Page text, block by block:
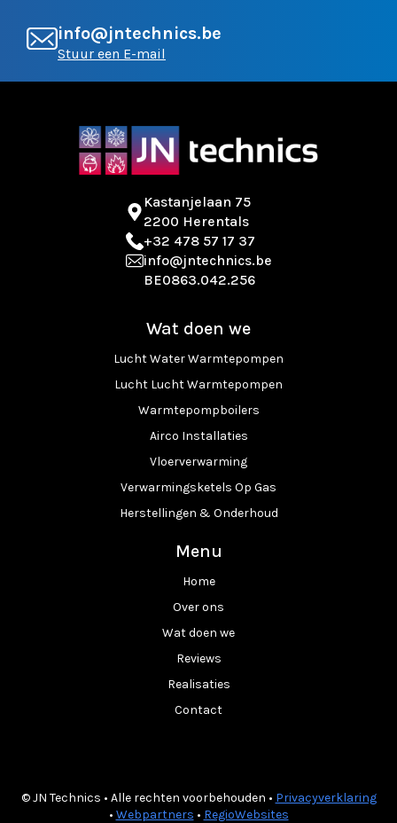
info@jntechnics.be
Stuur een E-mail
Kastanjelaan 75
2200 Herentals
+32 478 57 17 37
info@jntechnics.be
BE0863.042.256
Wat doen we
Lucht Water Warmtepompen
Lucht Lucht Warmtepompen
Warmtepompboilers
Airco Installaties
Vloerverwarming
Verwarmingsketels Op Gas
Herstellingen & Onderhoud
Menu
Home
Over ons
Wat doen we
Reviews
Realisaties
Contact
© JN Technics • Alle rechten voorbehouden • Privacyverklaring
• Webpartners • RegioWebsites